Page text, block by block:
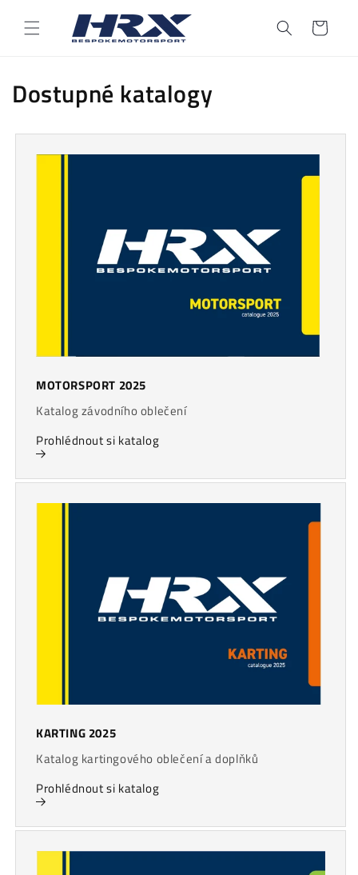
obsahu Košík
Dostupné katalogy
MOTORSPORT 2025
Katalog závodního oblečení
Prohlédnout si katalog
KARTING 2025
Katalog kartingového oblečení a doplňků
Prohlédnout si katalog